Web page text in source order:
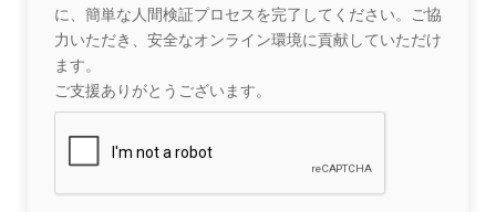
に、簡単な人間検証プロセスを完了してください。ご協
力いただき、安全なオンライン環境に貢献していただけ
ます。
ご支援ありがとうございます。